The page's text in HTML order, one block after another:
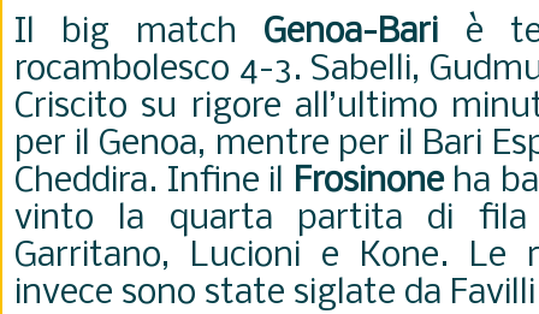
Il big match Genoa-Bari è
rocambolesco 4-3. Sabelli,
Criscito su rigore all’ultimo
per il Genoa, mentre per il Bari
Cheddira. Infine il Frosinoneha
vinto la quarta partita di
Garritano, Lucioni e Kone. Le
invece sono state siglate da